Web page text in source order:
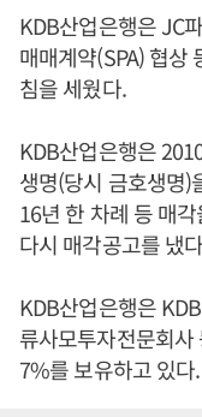
KDB산업은행은 JC
매매계약(SPA) 협상
침을 세웠다.
KDB산업은행은
생명(당시 금호생명)
16년 한 차례 등 매
다시 매각공고를 냈
KDB산업은행은
류사모투자전문회사
7%를 보유하고 있